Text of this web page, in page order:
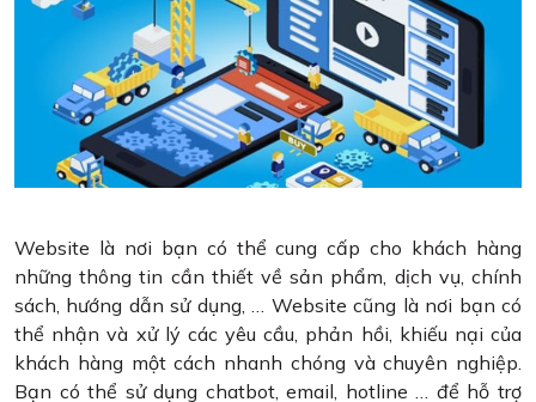
Website là nơi bạn có thể cung cấp cho khách hàng
những thông tin cần thiết về sản phẩm, dịch vụ, chính
sách, hướng dẫn sử dụng, … Website cũng là nơi bạn có
thể nhận và xử lý các yêu cầu, phản hồi, khiếu nại của
khách hàng một cách nhanh chóng và chuyên nghiệp.
Bạn có thể sử dụng chatbot, email, hotline … để hỗ trợ